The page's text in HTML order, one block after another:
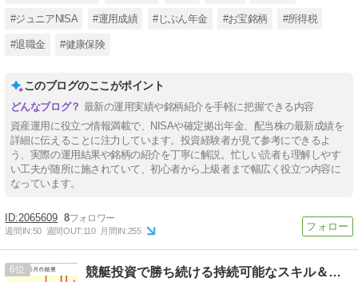
#ジュニアNISA #運用成績 #じぶん年金 #お宝銘柄 #所得税
#退職金 #健康保険
このブログのここがポイント
最新の運用実績や銘柄紹介を手軽に把握できる内容
資産運用に役立つ情報満載で、NISAや確定拠出年金、配当株の最新成績を
詳細に伝えることに注力しています。投資経験者が見て参考にできるよ
う、実際の運用結果や銘柄の紹介を丁寧に解説。忙しい読者も理解しやす
い工夫が随所に施されていて、初心者から上級者まで幅広く役立つ内容に
なっています。
2065609 8
週間IN:50 週間OUT:110 月間IN:255
6 競艇投資で勝ち続ける持続可能なスキル＆ノウハウ